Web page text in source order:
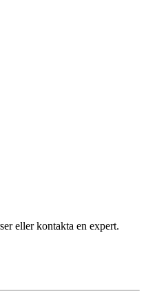
Rensa alla Klart
eller kontakta en expert.